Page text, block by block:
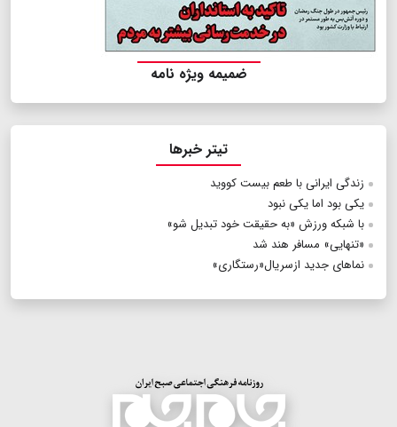
ضمیمه ویژه نامه
تیتر خبرها
زندگی ایرانی با طعم بیست کووید
یکی بود اما یکی نبود
با شبکه‌ ورزش «به حقیقت خود تبدیل شو»
«تنهایی» مسافر هند شد
نماهای جدید ازسریال«رستگاری»